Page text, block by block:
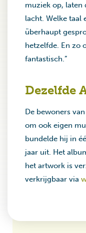
muziek op, laten
lacht. Welke taal
überhaupt
hetzelfde. En zo
fantastisch.”
Dezelfde
De bewoners
om ook eigen
bundelde hij in
jaar uit. Het
het artwork is
verkrijgbaar via